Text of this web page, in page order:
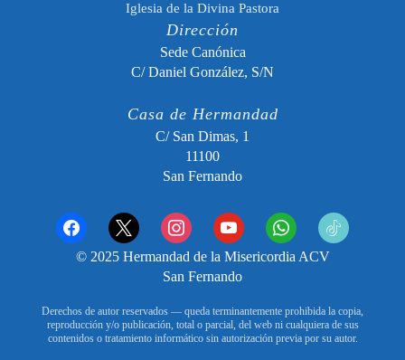
Iglesia de la Divina Pastora
Dirección
Sede Canónica
C/ Daniel González, S/N
Casa de Hermandad
C/ San Dimas, 1
11100
San Fernando
facebook x instagramyoutube whatsapp tiktok2
© 2025 Hermandad de la Misericordia ACV
San Fernando
Derechos de autor reservados — queda terminantemente prohibida la copia,
reproducción y/o publicación, total o parcial, del web ni cualquiera de sus
contenidos o tratamiento informático sin autorización previa por su autor.